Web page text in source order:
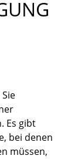
Es gibt
bei denen
müssen,